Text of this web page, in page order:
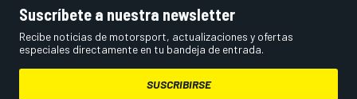
Suscríbete a nuestra newsletter
Recibe noticias de motorsport, actualizaciones y ofertas
especiales directamente en tu bandeja de entrada.
SUSCRIBIRSE